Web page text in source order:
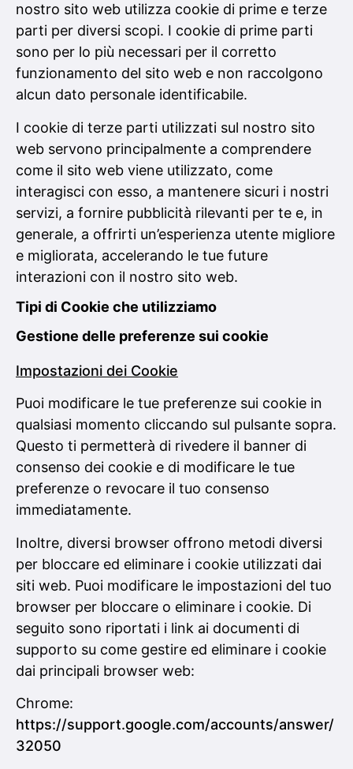
nostro sito web utilizza cookie di prime e terze
parti per diversi scopi. I cookie di prime parti
sono per lo più necessari per il corretto
funzionamento del sito web e non raccolgono
alcun dato personale identificabile.
I cookie di terze parti utilizzati sul nostro sito
web servono principalmente a comprendere
come il sito web viene utilizzato, come
interagisci con esso, a mantenere sicuri i nostri
servizi, a fornire pubblicità rilevanti per te e, in
generale, a offrirti un’esperienza utente migliore
e migliorata, accelerando le tue future
interazioni con il nostro sito web.
Tipi di Cookie che utilizziamo
Gestione delle preferenze sui cookie
Impostazioni dei Cookie
Puoi modificare le tue preferenze sui cookie in
qualsiasi momento cliccando sul pulsante sopra.
Questo ti permetterà di rivedere il banner di
consenso dei cookie e di modificare le tue
preferenze o revocare il tuo consenso
immediatamente.
Inoltre, diversi browser offrono metodi diversi
per bloccare ed eliminare i cookie utilizzati dai
siti web. Puoi modificare le impostazioni del tuo
browser per bloccare o eliminare i cookie. Di
seguito sono riportati i link ai documenti di
supporto su come gestire ed eliminare i cookie
dai principali browser web:
Chrome:
https://support.google.com/accounts/answer/
32050